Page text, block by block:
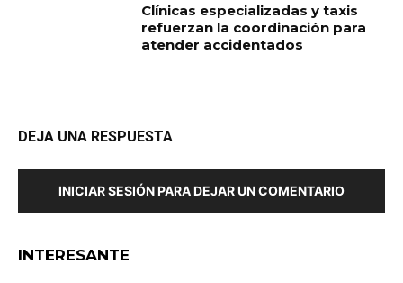
Clínicas especializadas y taxis
refuerzan la coordinación para
atender accidentados
DEJA UNA RESPUESTA
INICIAR SESIÓN PARA DEJAR UN COMENTARIO
INTERESANTE